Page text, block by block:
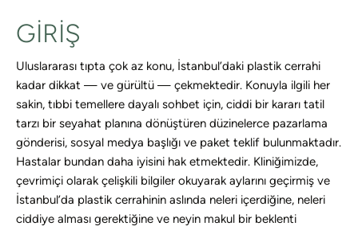
GIRIŞ
Uluslararası tıpta çok az konu, İstanbul’daki plastik cerrahi
kadar dikkat — ve gürültü — çekmektedir. Konuyla ilgili her
sakin, tıbbi temellere dayalı sohbet için, ciddi bir kararı tatil
tarzı bir seyahat planına dönüştüren düzinelerce pazarlama
gönderisi, sosyal medya başlığı ve paket teklif bulunmaktadır.
Hastalar bundan daha iyisini hak etmektedir. Kliniğimizde,
çevrimiçi olarak çelişkili bilgiler okuyarak aylarını geçirmiş ve
İstanbul’da plastik cerrahinin aslında neleri içerdiğine, neleri
ciddiye alması gerektiğine ve neyin makul bir beklenti